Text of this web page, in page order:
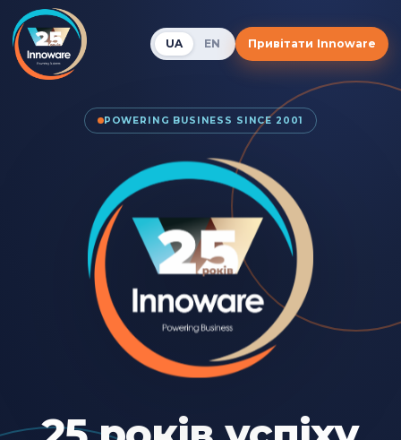
UA EN Привітати Innoware
POWERING BUSINESS SINCE 2001